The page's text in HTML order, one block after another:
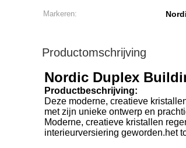
Markeren:
Productomschrijving
Nordic Duplex
Productbeschrijving:
Deze moderne, creatieve
met zijn unieke ontwerp en
Moderne, creatieve kristallen
interieurversiering geworden.het